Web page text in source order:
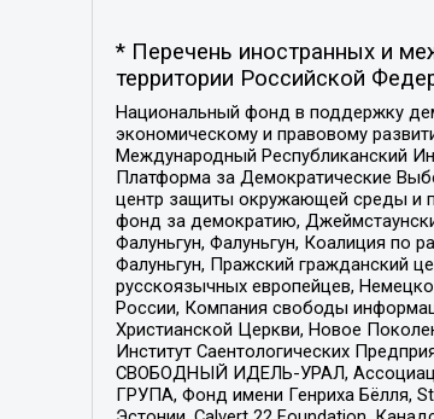
* Перечень иностранных и
территории Российской
Национальный фонд в поддержку
экономическому и правовому
Международный Республиканский
Платформа за Демократические
центр защиты окружающей среды и
фонд за демократию,
Фалуньгун, Фалуньгун, Коалиция по
Фалуньгун, Пражский гражданский
русскоязычных европейцев,
России, Компания свободы
Христианской Церкви, Новое
Институт Саентологических
СВОБОДНЫЙ ИДЕЛЬ-УРАЛ,
ГРУПА, Фонд имени Генриха Бёлля,